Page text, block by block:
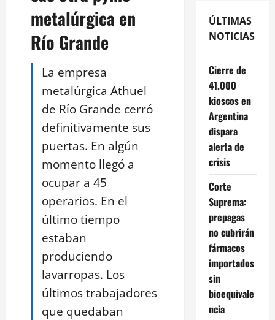
metalúrgica en
Río Grande
La empresa
metalúrgica Athuel
de Río Grande cerró
definitivamente sus
puertas. En algún
momento llegó a
ocupar a 45
operarios. En el
último tiempo
estaban
produciendo
lavarropas. Los
últimos trabajadores
que quedaban
ÚLTIMAS
NOTICIAS
Cierre de
41.000
kioscos en
Argentina
dispara
alerta de
crisis
Corte
Suprema:
prepagas
no cubrirán
fármacos
importados
sin
bioequivale
ncia